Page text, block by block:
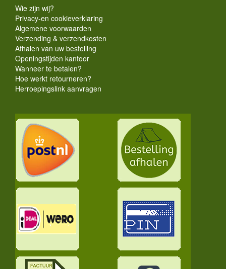
Wie zijn wij?
Privacy-en cookieverklaring
Algemene voorwaarden
Verzending & verzendkosten
Afhalen van uw bestelling
Openingstijden kantoor
Wanneer te betalen?
Hoe werkt retourneren?
Herroepingslink aanvragen